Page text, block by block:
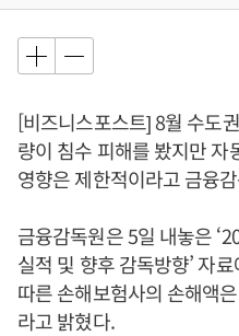
[비즈니스포스트] 8월 수도
량이 침수 피해를 봤지만
영향은 제한적이라고 금융
금융감독원은 5일 내놓은
실적 및 향후 감독방향’ 자
따른 손해보험사의 손해액
라고 밝혔다.